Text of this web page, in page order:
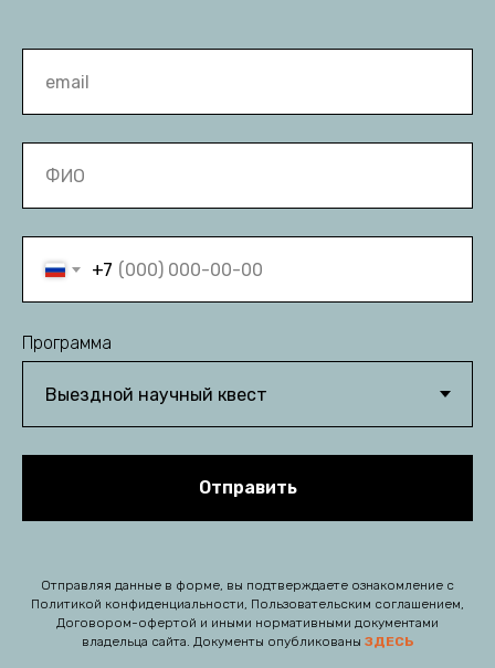
+7
Программа
Отправить
Отправляя данные в форме, вы подтверждаете ознакомление с
Политикой конфиденциальности, Пользовательским соглашением,
Договором-офертой и иными нормативными документами
владельца сайта. Документы опубликованы ЗДЕСЬ